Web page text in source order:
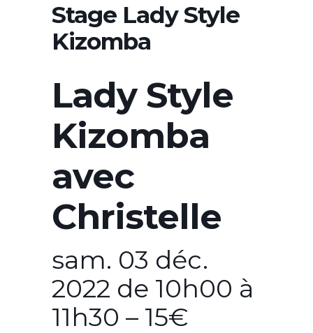
Stage Lady Style
Kizomba
Lady Style
Kizomba
avec
Christelle
sam. 03 déc.
2022 de 10h00 à
11h30 – 15€